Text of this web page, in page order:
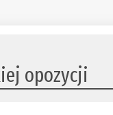
opozycji